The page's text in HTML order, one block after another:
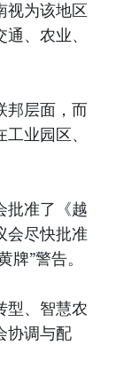
视为该地区
、农业、
邦层面，而
业园区、
批准了《越
会尽快批准
”警告。
型、智慧农
协调与配